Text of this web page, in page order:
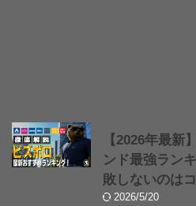
【2026年最新
ンド最強ラン
敗しないのはコ
2026/5/20